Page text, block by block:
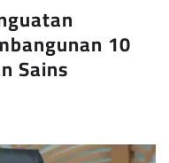
10
Sains